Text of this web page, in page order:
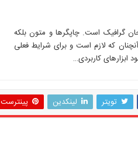
گرافیک است. چاپگرها و متون بلکه
که لازم است و برای شرایط فعلی
ابزارهای کاربردی…
تویتر لینکدین پینترست